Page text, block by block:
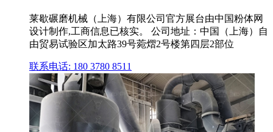
莱歇碾磨机械（上海）有限公司官方展台由中国粉体网
设计制作,工商信息已核实。 公司地址：中国（上海）自
由贸易试验区加太路39号菀熠2号楼第四层2部位
联系电话: 180 3780 8511